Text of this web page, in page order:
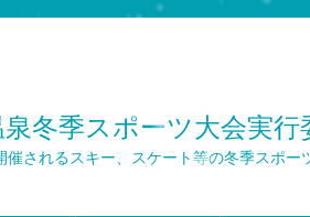
泉冬季スポーツ大会実
催されるスキー、スケート等の冬季スポー